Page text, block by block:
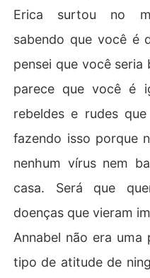
Erica surtou no
sabendo que você é
pensei que você
parece que você é
rebeldes e rudes
fazendo isso porque
nenhum vírus nem
casa. Será que
doenças que vieram
Annabel não era uma
tipo de atitude de